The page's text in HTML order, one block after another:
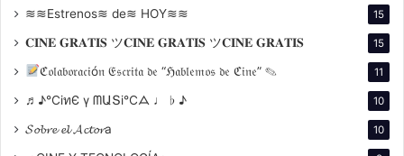
Castro quiso conocerlo, agradeciéndole por llevar
alegría al pueblo cubano en tiempos difíciles.
Con su estilo canchero y simpático, encarna al típico
≋≋Estrenos≋ de≋ HOY≋≋ 15
𝐂𝐈𝐍𝐄 𝐆𝐑𝐀𝐓𝐈𝐒 ツ𝐂𝐈𝐍𝐄 𝐆𝐑𝐀𝐓𝐈𝐒 ツ𝐂𝐈𝐍𝐄 𝐆𝐑𝐀𝐓𝐈𝐒 15
ℭ𝔬𝔩𝔞𝔟𝔬𝔯𝔞𝔠𝔦ó𝔫 𝔈𝔰𝔠𝔯𝔦𝔱𝔞 𝔡𝔢 “ℌ𝔞𝔟𝔩𝔢𝔪𝔬𝔰 𝔡𝔢 ℭ𝔦𝔫𝔢” ✎ 11
♬♪℃іทЄ ү ᗰԱՏі℃ᗋ ♩ ♭ ♪ 10
𝓢𝓸𝓫𝓻𝓮 𝓮𝓵 𝓐𝓬𝓽𝓸𝓻a 10